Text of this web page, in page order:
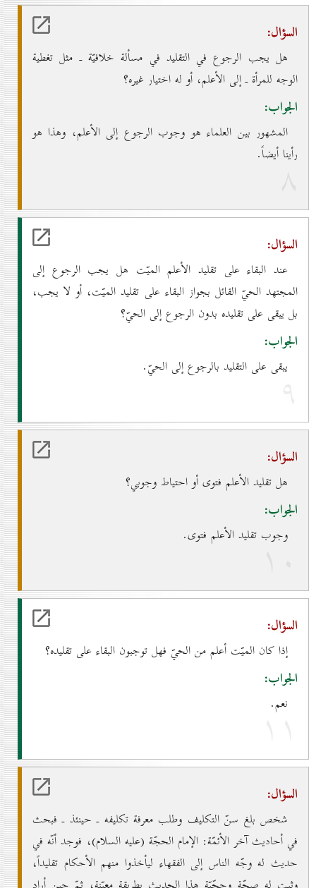
السؤال:
هل يجب الرجوع في التقليد في مسألة خلافيّة ـ مثل تغطية
الوجه للمرأة ـ إلى الأعلم، أو له اختيار غيره؟
الجواب:
المشهور بين العلماء هو وجوب الرجوع إلى الأعلم، وهذا هو
رأينا أيضاً.
۸
السؤال:
عند البقاء على تقليد الأعلم الميّت هل يجب الرجوع إلى
المجتهد الحيّ القائل بجواز البقاء على تقليد الميّت، أو لا يجب،
بل يبقى على تقليده بدون الرجوع إلى الحيّ؟
الجواب:
يبقى على التقليد بالرجوع إلى الحيّ.
۹
السؤال:
هل تقليد الأعلم فتوى أو احتياط وجوبي؟
الجواب:
وجوب تقليد الأعلم فتوى.
۱٠
السؤال:
إذا كان الميّت أعلم من الحيّ فهل توجبون البقاء على تقليده؟
الجواب:
نعم.
۱۱
السؤال:
شخص بلغ سنّ التكليف وطلب معرفة تكليفه ـ حينئذ ـ فبحث
في أحاديث آخر الأئمّة: الإمام الحجّة (عليه السلام)، فوجد أنّه في
حديث له وجّه الناس إلى الفقهاء ليأخذوا منهم الأحكام تقليداً،